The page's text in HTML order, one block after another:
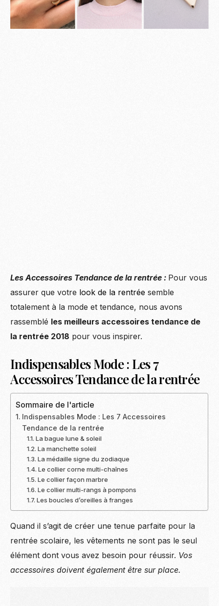
Les Accessoires Tendance de la rentrée : Pour vous
assurer que votre look de la rentrée semble
totalement à la mode et tendance, nous avons
rassemblé les meilleurs accessoires tendance de
la rentrée 2018 pour vous inspirer.
Indispensables Mode : Les 7
Accessoires Tendance de la rentrée
Sommaire de l'article
Indispensables Mode : Les 7 Accessoires
Tendance de la rentrée
La bague lune & soleil
La manchette soleil
La médaille signe du zodiaque
Le collier corne multi-chaînes
Le collier façon marbre
Le collier multi-rangs à pompons
Les boucles d’oreilles à franges
Quand il s’agit de créer une tenue parfaite pour la
rentrée scolaire, les vêtements ne sont pas le seul
élément dont vous avez besoin pour réussir. Vos
accessoires doivent également être sur place.